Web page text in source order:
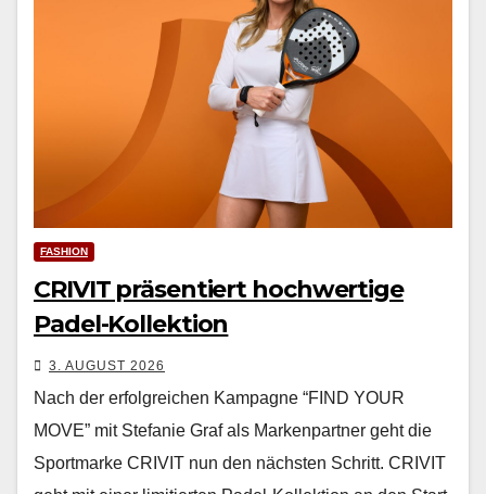
FASHION
CRIVIT präsentiert hochwertige
Padel-Kollektion
3. AUGUST 2026
Nach der erfol­gre­ichen Kam­pagne “FIND YOUR
MOVE” mit Ste­fanie Graf als Marken­part­ner geht die
Sport­marke CRIVIT nun den näch­sten Schritt. CRIVIT